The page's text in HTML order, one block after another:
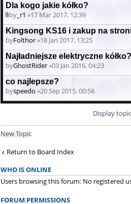
Dla kogo jakie kółko?
Attachment(s)
by _r1 »17 Mar 2017, 12:39
Kingsong KS16 i zakup na
byFolthor»18 Jan 2017, 13:25
Najładniejsze elektryczne kółko?
byGhostRider»03 Jan 2016, 04:23
co najlepsze?
byspeedo »20 Sep 2015, 00:58
Display
New Topic
Return to Board Index
WHO IS ONLINE
Users browsing this forum: No registered
FORUM PERMISSIONS